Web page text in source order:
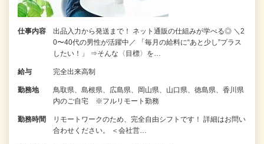
仕事内容
出品入力から発送まで！ ネット通販の仕組みが学べる◎ ＼2
0〜40代の男性が活躍中／ 「毎月の給料に“あと少し”プラス
したい！」 ⇒そんな〈目標〉を…
給与 完全出来高制
勤務地
鳥取県、島根県、広島県、岡山県、山口県、徳島県、香川県
内のご自宅 ※フルリモート勤務
勤務時間
リモートワークのため、完全自由シフトです！ 詳細はお問い
合わせください。 ＜会社営…